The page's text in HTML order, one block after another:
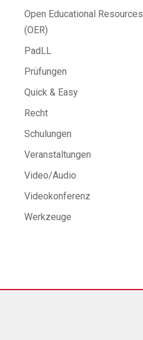
Open Educational Resources
(OER)
PadLL
Prüfungen
Quick & Easy
Recht
Schulungen
Veranstaltungen
Video/Audio
Videokonferenz
Werkzeuge